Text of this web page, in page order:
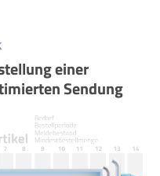
einer
Sendung